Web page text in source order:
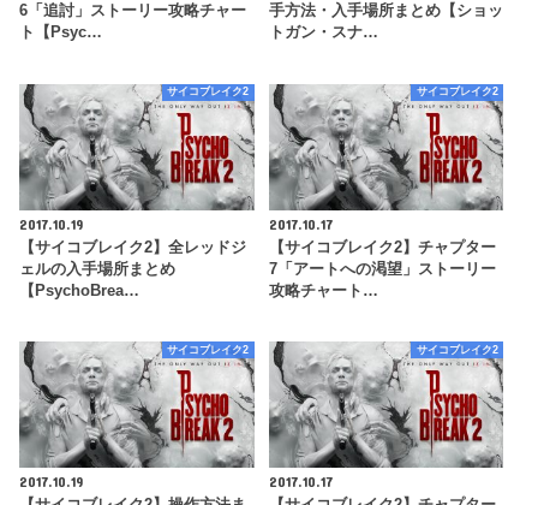
6「追討」ストーリー攻略チャー
ト【Psyc…
手方法・入手場所まとめ【ショッ
トガン・スナ…
サイコブレイク2
2017.10.19
【サイコブレイク2】全レッドジ
ェルの入手場所まとめ
【PsychoBrea…
サイコブレイク2
2017.10.17
【サイコブレイク2】チャプター
7「アートへの渇望」ストーリー
攻略チャート…
サイコブレイク2
2017.10.19
サイコブレイク2
2017.10.17